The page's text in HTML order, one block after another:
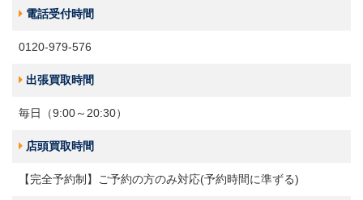
電話受付時間
0120-979-576
出張買取時間
毎日（9:00～20:30）
店頭買取時間
【完全予約制】ご予約の方のみ対応(予約時間に準ずる)